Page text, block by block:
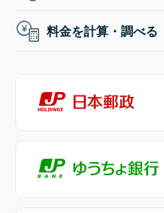
料金を計算・調べる